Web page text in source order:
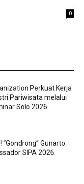
0
Perkuat Kerja
Pariwisata melalui
Solo 2026
Gunarto
SIPA 2026.